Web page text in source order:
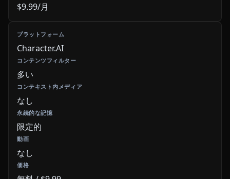
$9.99/月
Character.AI
多い
なし
限定的
なし